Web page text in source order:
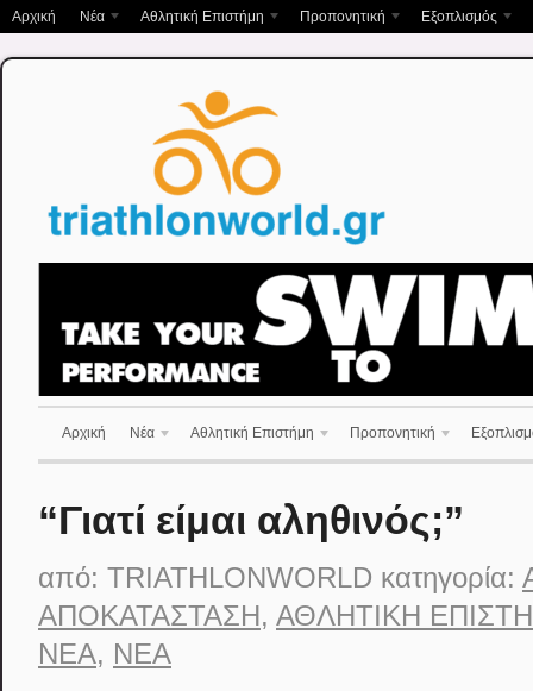
Αρχική Νέα Αθλητική Επιστήμη Προπονητική Εξοπλισμός
Αρχική Νέα Αθλητική Επιστήμη Προπονητική
“Γιατί είμαι αληθινός;”
από: TRIATHLONWORLD κατηγορία:
ΑΠΟΚΑΤΆΣΤΑΣΗ, ΑΘΛΗΤΙΚΉ
ΝΈΑ, ΝΈΑ